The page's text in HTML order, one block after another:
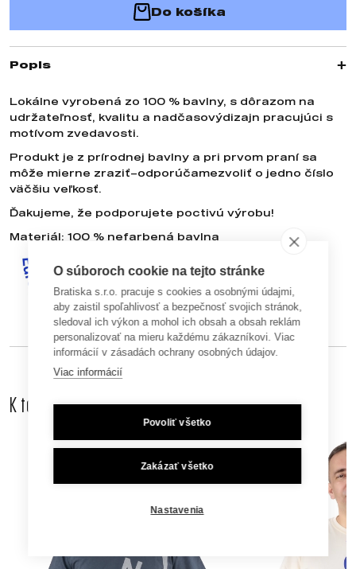
Do košíka
Popis
Lokálne vyrobená zo 100 % bavlny, s dôrazom na
udržateľnosť, kvalitu a nadčasovýdizajn pracujúci s
motívom zvedavosti.
Produkt je z prírodnej bavlny a pri prvom praní sa
môže mierne zraziť–odporúčamezvoliť o jedno číslo
väčšiu veľkosť.
Ďakujeme, že podporujete poctivú výrobu!
Materiál: 100 % nefarbená bavlna
K tomuto produktu odporúčame dokúpiť aj
O súboroch cookie na tejto stránke
Bratiska s.r.o. pracuje s cookies a osobnými údajmi,
aby zaistil spoľahlivosť a bezpečnosť svojich stránok,
sledoval ich výkon a mohol ich obsah a obsah reklám
personalizovať na mieru každému zákazníkovi. Viac
informácií v zásadách ochrany osobných údajov.
Viac informácií
Povoliť všetko
Zakázať všetko
Nastavenia